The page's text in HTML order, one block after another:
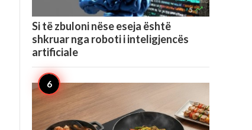
5 
Si të zbuloni nëse eseja është
shkruar nga roboti i inteligjencës
artificiale